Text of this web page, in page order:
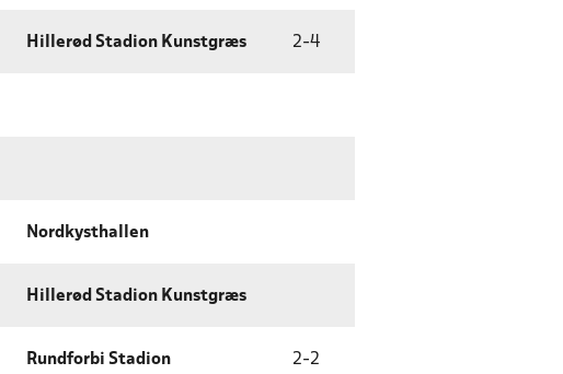
Hillerød Stadion Kunstgræs 2-4
Nordkysthallen
Hillerød Stadion Kunstgræs
Rundforbi Stadion 2-2